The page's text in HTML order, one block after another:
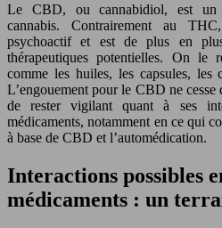
Le CBD, ou cannabidiol, est un
cannabis. Contrairement au
psychoactif et est de plus en
thérapeutiques potentielles. On le
comme les huiles, les capsules, les
L’engouement pour le CBD ne
de rester vigilant quant à ses
médicaments, notamment en ce qui
à base de CBD et l’automédication.
Interactions possibles
médicaments : un